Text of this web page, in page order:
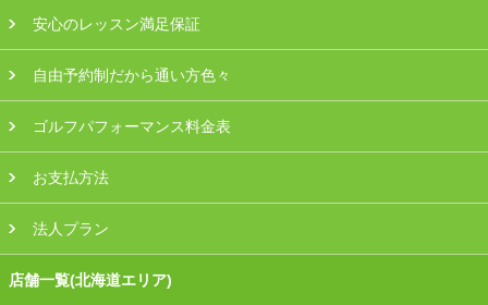
安心のレッスン満足保証
自由予約制だから通い方色々
ゴルフパフォーマンス料金表
お支払方法
法人プラン
店舗一覧(北海道エリア)